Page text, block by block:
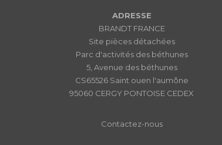
ADRESSE
BRANDT FRANCE
Site pièces détachées
Parc d'activités des béthunes
5, Avenue des béthunes
CS65526 Saint ouen l'aumône
95060 CERGY PONTOISE CEDEX
Contactez-nous